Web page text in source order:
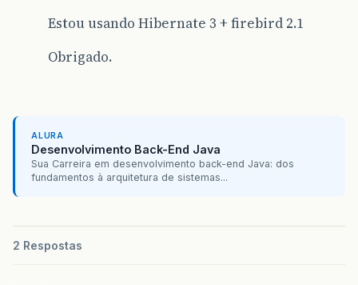
Estou usando Hibernate 3 + firebird 2.1
Obrigado.
ALURA
Desenvolvimento Back-End Java
Sua Carreira em desenvolvimento back-end Java: dos
fundamentos à arquitetura de sistemas...
2 Respostas